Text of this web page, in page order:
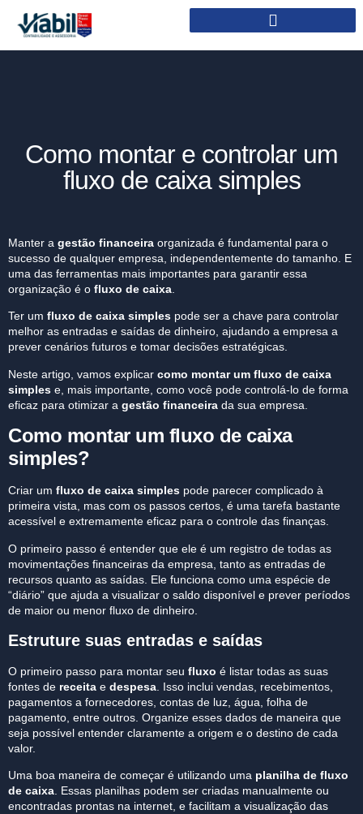
Como montar e controlar um
fluxo de caixa simples
Manter a gestão financeira organizada é fundamental para o
sucesso de qualquer empresa, independentemente do tamanho. E
uma das ferramentas mais importantes para garantir essa
organização é o fluxo de caixa
Ter um fluxo de caixa simples pode ser a chave para controlar
melhor as entradas e saídas de dinheiro, ajudando a empresa a
prever cenários futuros e tomar decisões estratégicas.
Neste artigo, vamos explicar como montar um fluxo de caixa
simples e, mais importante, como você pode controlá-lo de forma
eficaz para otimizar a gestão financeira da sua empresa.
Como montar um fluxo de caixa
simples?
Criar um fluxo de caixa simples pode parecer complicado à
primeira vista, mas com os passos certos, é uma tarefa bastante
acessível e extremamente eficaz para o controle das finanças.
O primeiro passo é entender que ele é um registro de todas as
movimentações financeiras da empresa, tanto as entradas de
recursos quanto as saídas. Ele funciona como uma espécie de
“diário” que ajuda a visualizar o saldo disponível e prever períodos
de maior ou menor fluxo de dinheiro.
Estruture suas entradas e saídas
O primeiro passo para montar seu fluxo é listar todas as suas
fontes de receita e despesa . Isso inclui vendas, recebimentos,
pagamentos a fornecedores, contas de luz, água, folha de
pagamento, entre outros. Organize esses dados de maneira que
seja possível entender claramente a origem e o destino de cada
valor.
Uma boa maneira de começar é utilizando uma planilha de fluxo
de caixa. Essas planilhas podem ser criadas manualmente ou
encontradas prontas na internet, e facilitam a visualização das